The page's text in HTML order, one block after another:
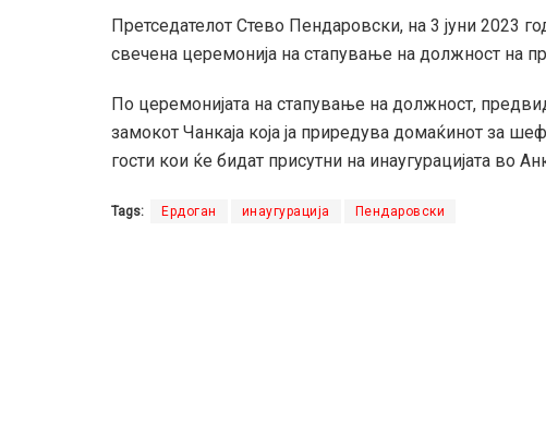
Претседателот Стево Пендаровски, на 3 јуни 2023
свечена церемонија на стапување на должност на
По церемонијата на стапување на должност,
замокот Чанкаја која ја приредува домаќинот за
гости кои ќе бидат присутни на инаугурацијата во
Tags: Ердоган инаугурација Пендаровски